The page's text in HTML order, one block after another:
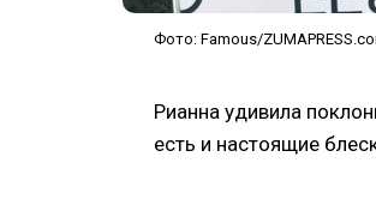
Фото: Famous/
Рианна удивила
есть и настоящие